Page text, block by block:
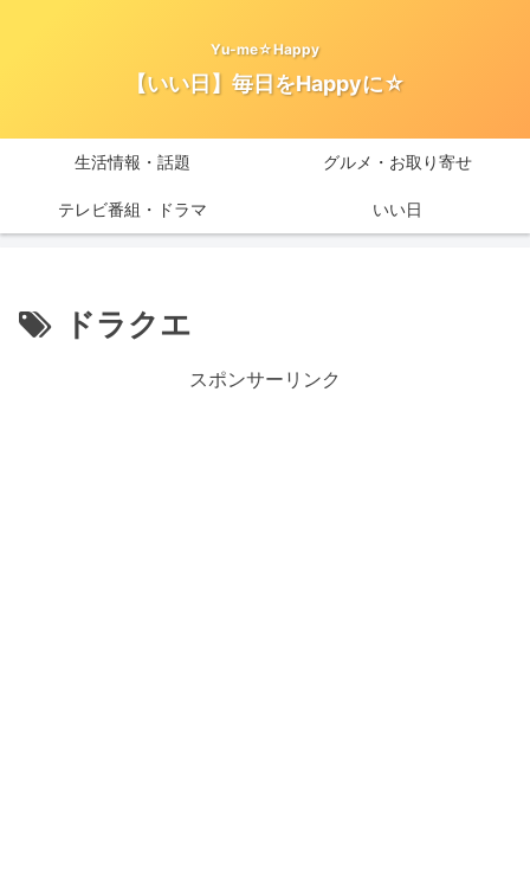
Yu-me☆Happy
【いい日】毎日をHappyに☆
生活情報・話題 グルメ・お取り寄せ
テレビ番組・ドラマ いい日
ドラクエ
スポンサーリンク